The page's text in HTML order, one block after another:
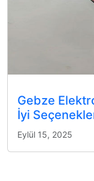
Gebze
İyi
Eylül 15, 2025